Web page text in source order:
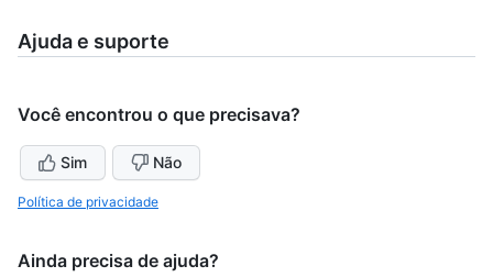
Ajuda e suporte
Você encontrou o que precisava?
Sim Não
Política de privacidade
Ainda precisa de ajuda?